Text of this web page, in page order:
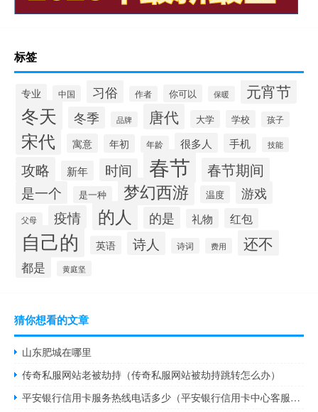
标签
专业 中国 习俗 作者 你可以 保暖 元宵节
冬天 冬季 品牌 唐代 大学 学校 孩子
宋代 寓意 年初 年龄 很多人 手机 技能
攻略 新年 时间 春节 春节期间
是一个 是一种 梦幻西游 温度 游戏
父母 疫情 的人 的是 礼物 红包
自己的 英语 诗人 诗词 费用 还不
都是 黄庭坚
猜你想看的文章
山东肥城在哪里
传奇私服网站老被劫持（传奇私服网站被劫持跳转怎么办）
平安银行信用卡服务热线电话多少（平安银行信用卡中心客服电话是多少）